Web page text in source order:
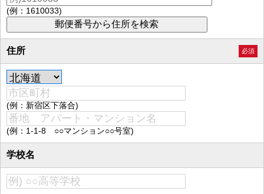
(例：1610033)
住所 必須
(例：新宿区下落合)
(例：1-1-8 ○○マンション○○号室)
学校名